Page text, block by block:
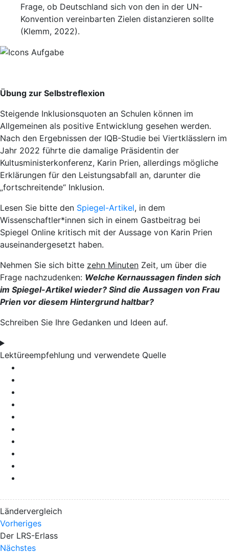
Frage, ob Deutschland sich von den in der UN-
Konvention vereinbarten Zielen distanzieren sollte
(Klemm, 2022).
Übung zur Selbstreflexion
Steigende Inklusionsquoten an Schulen können im
Allgemeinen als positive Entwicklung gesehen werden.
Nach den Ergebnissen der IQB-Studie bei Viertklässlern im
Jahr 2022 führte die damalige Präsidentin der
Kultusministerkonferenz, Karin Prien, allerdings mögliche
Erklärungen für den Leistungsabfall an, darunter die
„fortschreitende“ Inklusion.
Lesen Sie bitte den Spiegel-Artikel, in dem
Wissenschaftler*innen sich in einem Gastbeitrag bei
Spiegel Online kritisch mit der Aussage von Karin Prien
auseinandergesetzt haben.
Nehmen Sie sich bitte zehn Minuten Zeit, um über die
Frage nachzudenken: Welche Kernaussagen finden sich
im Spiegel-Artikel wieder? Sind die Aussagen von Frau
Prien vor diesem Hintergrund haltbar?
Schreiben Sie Ihre Gedanken und Ideen auf.
Lektüreempfehlung und verwendete Quelle
Ländervergleich
Vorheriges
Der LRS-Erlass
Nächstes